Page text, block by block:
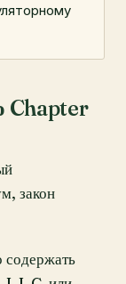
Chapter
закон
содержать